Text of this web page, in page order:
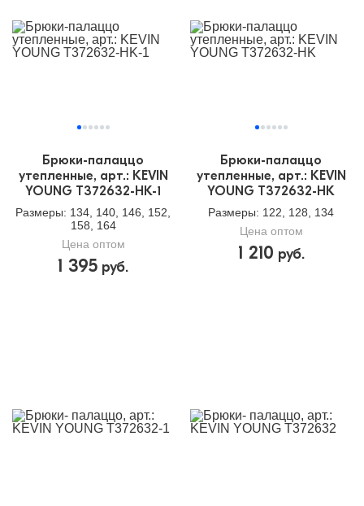
Брюки-палаццо
утепленные, арт.: KEVIN
YOUNG T372632-HK-1
Размеры: 134, 140, 146, 152,
158, 164
Цена оптом
1 395 руб.
Брюки-палаццо
утепленные, арт.: KEVIN
YOUNG T372632-HK
Размеры: 122, 128, 134
Цена оптом
1 210 руб.